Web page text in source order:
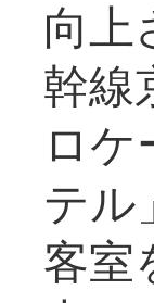
向上
幹線
ロ
テル
客室